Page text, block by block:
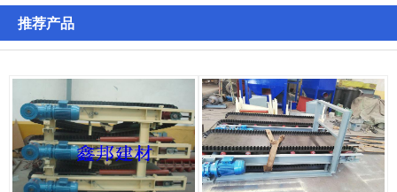
推荐产品